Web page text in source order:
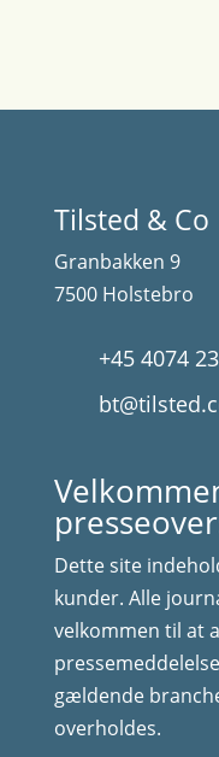
Tilsted & Co
Granbakken 9
7500 Holstebro
+45 4074
Dette site
kunder. Alle
velkommen til at
gældende
overholdes.